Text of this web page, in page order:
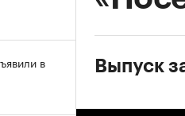
Выпуск
в